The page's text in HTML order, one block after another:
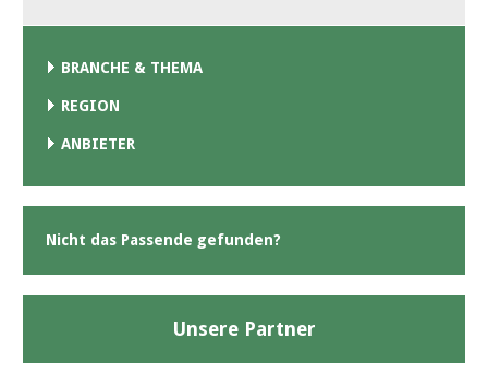
BRANCHE & THEMA
REGION
ANBIETER
Nicht das Passende gefunden?
Unsere Partner